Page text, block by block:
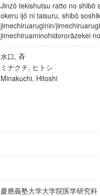
Jinzō tekishutsu ratto no shibō
okeru ijō ni taisuru, shibō
jimechiruaruginin/
jimechiruaminohidororāzekei
水口, 斉
ミナクチ, ヒトシ
Minakuchi, Hitoshi
慶應義塾大学大学院医学研究